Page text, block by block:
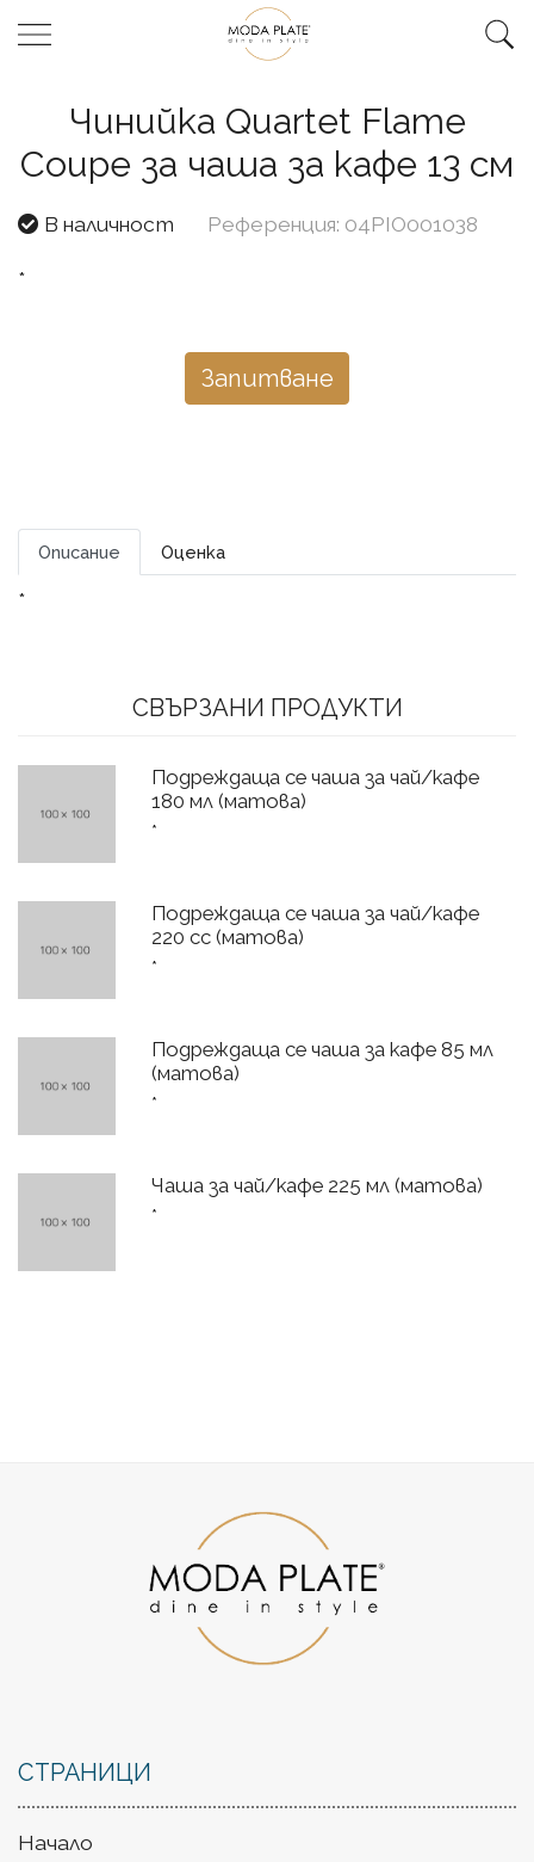
Чинийка Quartet Flame
Coupe за чаша за кафе 13 см
В наличност Референция: 04PIO001038
*
Запитване
Описание Оценка
*
СВЪРЗАНИ ПРОДУКТИ
Подреждаща се чаша за чай/кафе
180 мл (матова)
*
Подреждаща се чаша за чай/кафе
220 cc (матова)
*
Подреждаща се чаша за кафе 85 мл
(матова)
*
Чаша за чай/кафе 225 мл (матова)
*
СТРАНИЦИ
Начало